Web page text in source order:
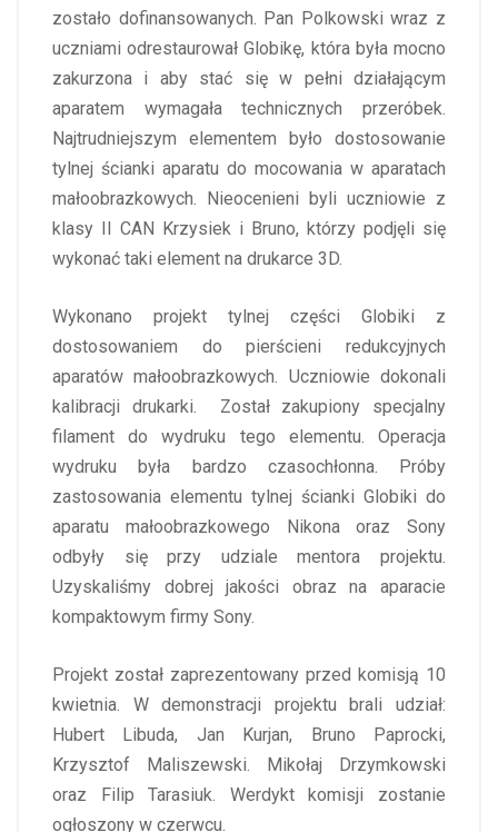
zostało dofinansowanych. Pan Polkowski wraz z
uczniami odrestaurował Globikę, która była mocno
zakurzona i aby stać się w pełni działającym
aparatem wymagała technicznych przeróbek.
Najtrudniejszym elementem było dostosowanie
tylnej ścianki aparatu do mocowania w aparatach
małoobrazkowych. Nieocenieni byli uczniowie z
klasy II CAN Krzysiek i Bruno, którzy podjęli się
wykonać taki element na drukarce 3D.
Wykonano projekt tylnej części Globiki z
dostosowaniem do pierścieni redukcyjnych
aparatów małoobrazkowych. Uczniowie dokonali
kalibracji drukarki. Został zakupiony specjalny
filament do wydruku tego elementu. Operacja
wydruku była bardzo czasochłonna. Próby
zastosowania elementu tylnej ścianki Globiki do
aparatu małoobrazkowego Nikona oraz Sony
odbyły się przy udziale mentora projektu.
Uzyskaliśmy dobrej jakości obraz na aparacie
kompaktowym firmy Sony.
Projekt został zaprezentowany przed komisją 10
kwietnia. W demonstracji projektu brali udział:
Hubert Libuda, Jan Kurjan, Bruno Paprocki,
Krzysztof Maliszewski. Mikołaj Drzymkowski
oraz Filip Tarasiuk. Werdykt komisji zostanie
ogłoszony w czerwcu.